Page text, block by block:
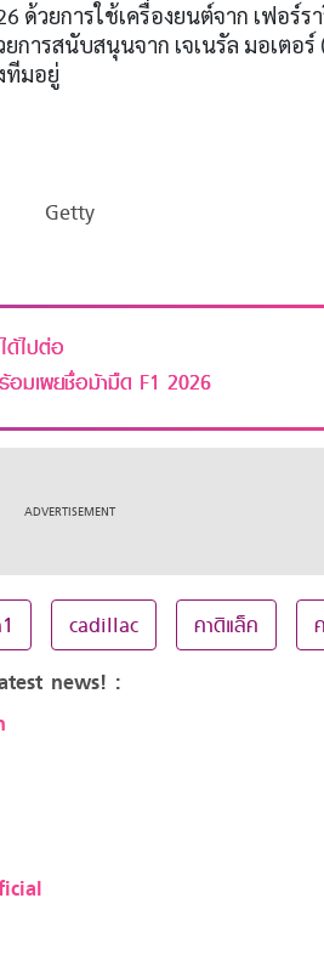
ด้วยการใช้เครื่องยนต์จาก เฟอร์ร
ยการสนับสนุนจาก เจเนรัล มอเตอร์
ทีมอยู่
Getty
ด้ไปต่อ
มเผยชื่อม้ามืด F1 2026
cadillac คาดิแล็ค
news! :